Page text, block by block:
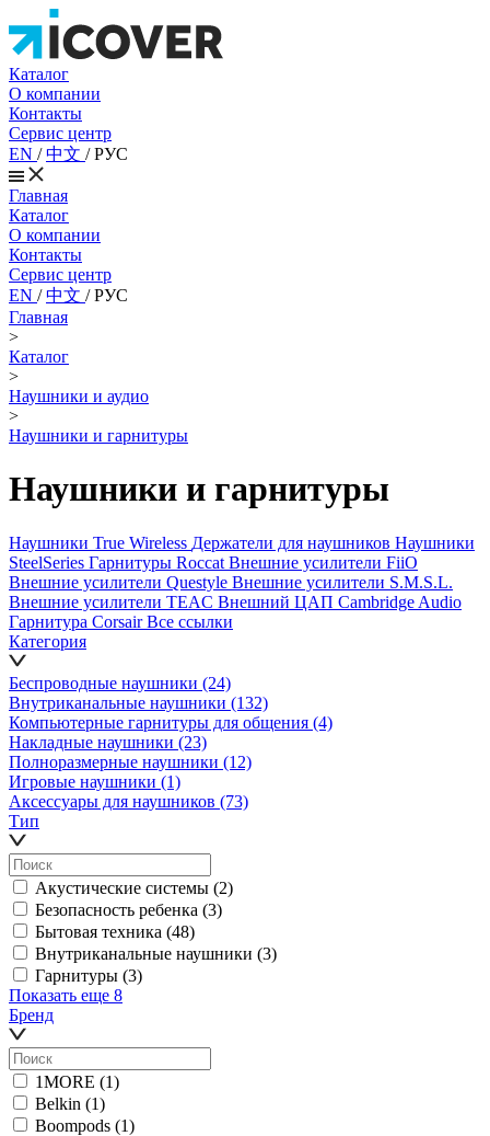
Каталог
О компании
Контакты
Сервис центр
EN /中文 /РУС
Главная
Каталог
О компании
Контакты
Сервис центр
EN /中文 /РУС
Главная
>
Каталог
>
Наушники и аудио
>
Наушники и гарнитуры
Наушники и гарнитуры
Наушники True Wireless Держатели для наушников Наушники
SteelSeries Гарнитуры Roccat Внешние усилители FiiO
Внешние усилители Questyle Внешние усилители S.M.S.L.
Внешние усилители TEAC Внешний ЦАП Cambridge Audio
Гарнитура CorsairВсе ссылки
Категория
Беспроводные наушники (24)
Внутриканальные наушники (132)
Компьютерные гарнитуры для общения (4)
Накладные наушники (23)
Полноразмерные наушники (12)
Игровые наушники (1)
Аксессуары для наушников (73)
Тип
Акустические системы (2)
Безопасность ребенка (3)
Бытовая техника (48)
Внутриканальные наушники (3)
Гарнитуры (3)
Показать еще 8
Бренд
1MORE (1)
Belkin (1)
Boompods (1)